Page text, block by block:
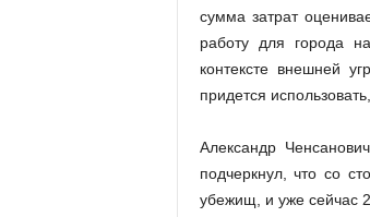
сумма затрат
работу для города
контексте внешней
придется
Александр
подчеркнул, что со
убежищ, и уже сейчас